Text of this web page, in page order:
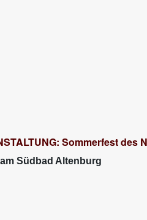
Sommerfest des
Südbad Altenburg